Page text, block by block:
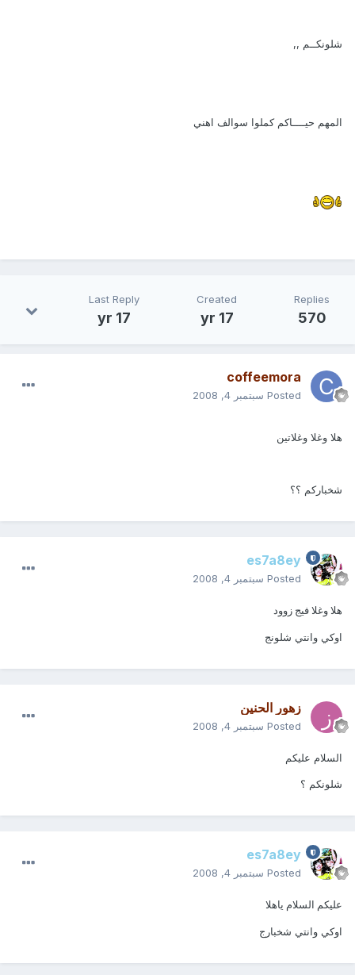
شلونكــم ,,
المهم حيــــاكم كملوا سوالف اهني
Replies
570
Created
17 yr
Last Reply
17 yr
coffeemora
Posted سبتمبر 4, 2008
هلا وغلا وغلاتين
شخباركم ؟؟
es7a8ey
Posted سبتمبر 4, 2008
هلا وغلا فيج زوود
اوكي وانتي شلونج
زهور الحنين
Posted سبتمبر 4, 2008
السلام عليكم
شلونكم ؟
es7a8ey
Posted سبتمبر 4, 2008
عليكم السلام ياهلا
اوكي وانتي شخبارج